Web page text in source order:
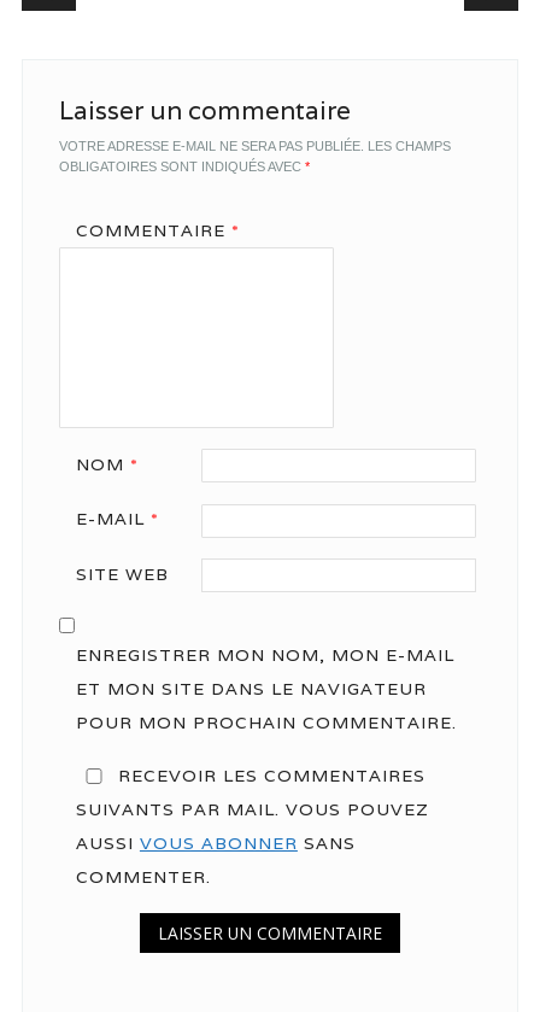
Laisser un commentaire
VOTRE ADRESSE E-MAIL NE SERA PAS PUBLIÉE. LES CHAMPS
OBLIGATOIRES SONT INDIQUÉS AVEC *
COMMENTAIRE *
NOM *
E-MAIL *
SITE WEB
ENREGISTRER MON NOM, MON E-MAIL
ET MON SITE DANS LE NAVIGATEUR
POUR MON PROCHAIN COMMENTAIRE.
RECEVOIR LES COMMENTAIRES
SUIVANTS PAR MAIL. VOUS POUVEZ
AUSSI VOUS ABONNER SANS
COMMENTER.